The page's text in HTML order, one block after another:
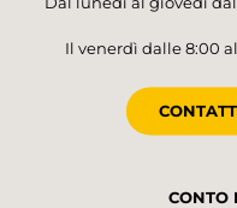
Il venerdì dalle 8:00
CONTO